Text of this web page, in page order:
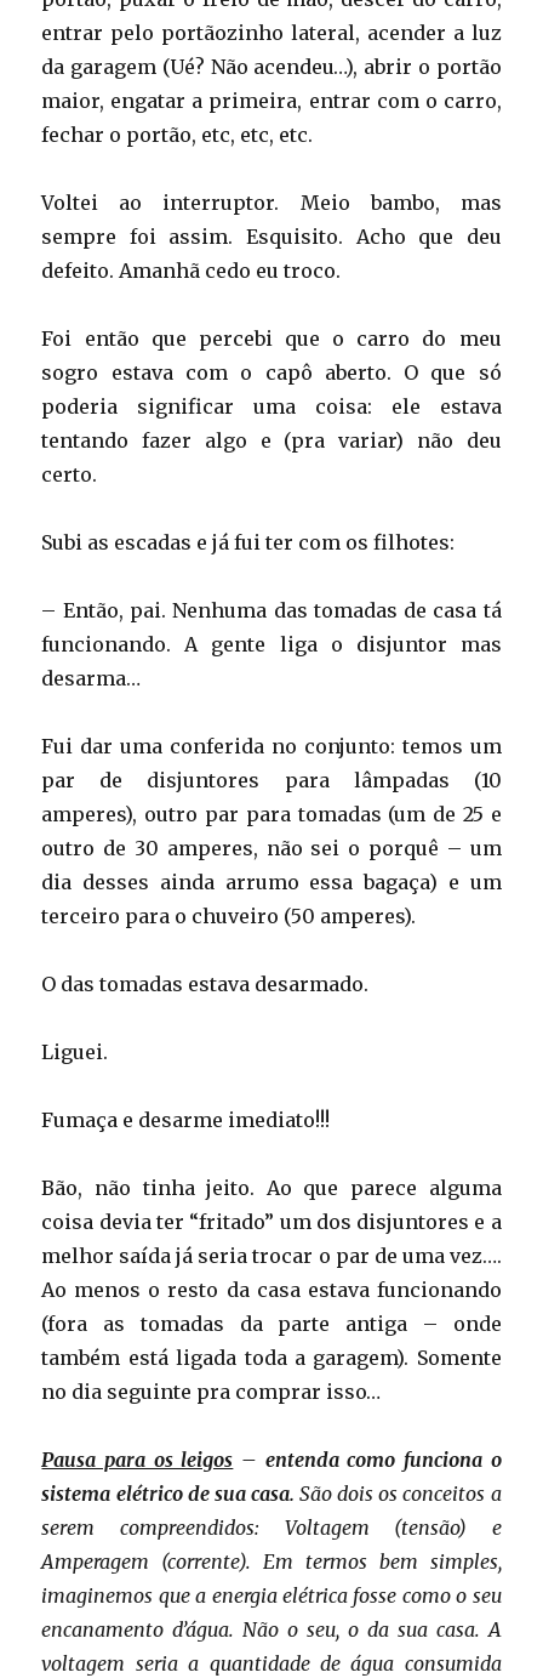
entrar pelo portãozinho lateral, acender a luz
da garagem (Ué? Não acendeu…), abrir o portão
maior, engatar a primeira, entrar com o carro,
fechar o portão, etc, etc, etc.
Voltei ao interruptor. Meio bambo, mas
sempre foi assim. Esquisito. Acho que deu
defeito. Amanhã cedo eu troco.
Foi então que percebi que o carro do meu
sogro estava com o capô aberto. O que só
poderia significar uma coisa: ele estava
tentando fazer algo e (pra variar) não deu
certo.
Subi as escadas e já fui ter com os filhotes:
– Então, pai. Nenhuma das tomadas de casa tá
funcionando. A gente liga o disjuntor mas
desarma…
Fui dar uma conferida no conjunto: temos um
par de disjuntores para lâmpadas (10
amperes), outro par para tomadas (um de 25 e
outro de 30 amperes, não sei o porquê – um
dia desses ainda arrumo essa bagaça) e um
terceiro para o chuveiro (50 amperes).
O das tomadas estava desarmado.
Liguei.
Fumaça e desarme imediato!!!
Bão, não tinha jeito. Ao que parece alguma
coisa devia ter “fritado” um dos disjuntores e a
melhor saída já seria trocar o par de uma vez….
Ao menos o resto da casa estava funcionando
(fora as tomadas da parte antiga – onde
também está ligada toda a garagem). Somente
no dia seguinte pra comprar isso…
Pausa para os leigos – entenda como funciona o
sistema elétrico de sua casa. São dois os conceitos a
serem compreendidos: Voltagem (tensão) e
Amperagem (corrente). Em termos bem simples,
imaginemos que a energia elétrica fosse como o seu
encanamento d’água. Não o seu, o da sua casa. A
voltagem seria a quantidade de água consumida